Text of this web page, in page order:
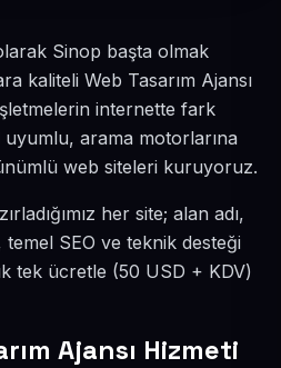
Sinop başta olmak
kaliteli Web Tasarım Ajansı
internette fark
arama motorlarına
web siteleri kuruyoruz.
her site; alan adı,
temel SEO ve teknik desteği
tek ücretle (50 USD + KDV)
Ajansı Hizmeti